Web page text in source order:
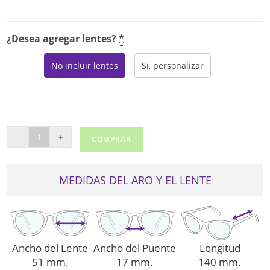
¿Desea agregar lentes?*
No incluir lentes Si, personalizar
CD2F
- + COMPRAR
MEDIDAS DEL ARO Y EL LENTE
Ancho del Lente
51 mm.
Ancho del Puente
17 mm.
Longitud
140 mm.